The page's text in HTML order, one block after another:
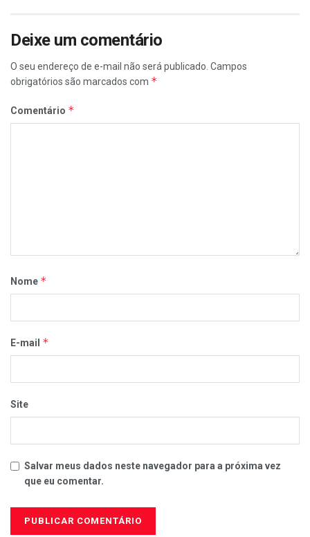
Deixe um comentário
O seu endereço de e-mail não será publicado. Campos
obrigatórios são marcados com *
Comentário *
Nome *
E-mail *
Site
Salvar meus dados neste navegador para a próxima vez
que eu comentar.